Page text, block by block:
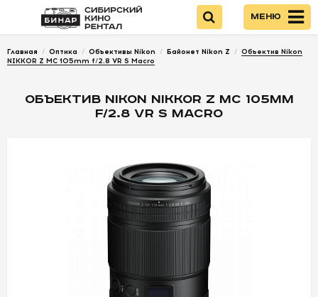
Войти
НОВИНКИ
Меню
Главная / Оптика / Объективы Nikon / Байонет Nikon Z / Объектив Nikon
NIKKOR Z MC 105mm f/2.8 VR S Macro
ОБЪЕКТИВ NIKON NIKKOR Z MC 105MM
F/2.8 VR S MACRO